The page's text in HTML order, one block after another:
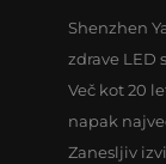
Shenzhen
zdrave LED
Več kot 20
napak
Zanesljiv